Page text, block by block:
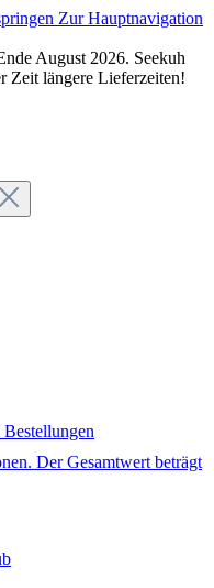
Zur Hauptnavigation
August 2026. Seekuh
Zeit längere Lieferzeiten!
Bestellungen
Der Gesamtwert beträgt